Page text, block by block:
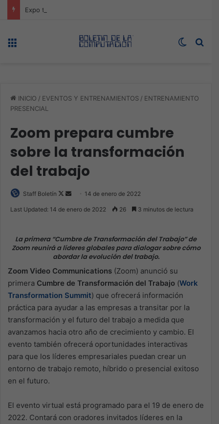
Switch
INICIO / EVENTOS Y ENTRENAMIENTOS / ENTRENAMIENTO
PRESENCIAL
Zoom prepara cumbre
sobre la transformación
del trabajo
Staff Boletín
Follow
Send 14 de enero de 2022
Last Updated: 14 de enero de 2022 26 3 minutos de lectura
La primera “Cumbre de Transformación del Trabajo” de
Zoom reunirá a líderes globales para dialogar sobre cómo
abordar la evolución del trabajo.
Zoom Video Communications (Zoom) anunció su
primera Cumbre de Transformación del Trabajo (Work
Transformation Summit) que ofrecerá información
práctica para ayudar a las empresas a transitar por la
transformación y el futuro del trabajo a medida que
avanzamos hacia otro año de crecimiento y cambio. El
evento también ofrecerá oportunidades interactivas
para que los líderes empresariales puedan crear un
entorno de trabajo remoto, híbrido o presencial exitoso
en el futuro.
El evento virtual está programado para el 19 de enero de
2022. Contará con oradores invitados líderes en la